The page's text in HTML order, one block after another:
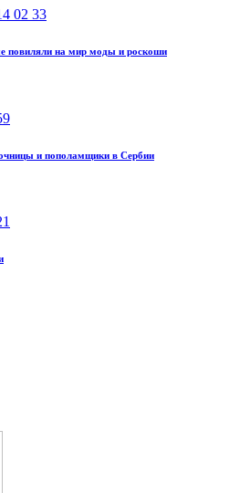
повиляли на мир моды и роскоши
и пополамщики в Сербии